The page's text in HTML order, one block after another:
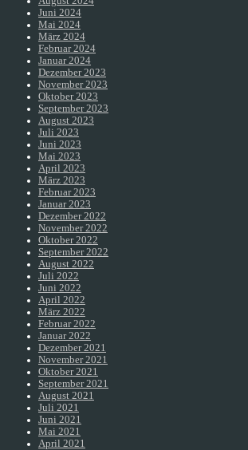
Juni 2024
Mai 2024
März 2024
Februar 2024
Januar 2024
Dezember 2023
November 2023
Oktober 2023
September 2023
August 2023
Juli 2023
Juni 2023
Mai 2023
April 2023
März 2023
Februar 2023
Januar 2023
Dezember 2022
November 2022
Oktober 2022
September 2022
August 2022
Juli 2022
Juni 2022
April 2022
März 2022
Februar 2022
Januar 2022
Dezember 2021
November 2021
Oktober 2021
September 2021
August 2021
Juli 2021
Juni 2021
Mai 2021
April 2021